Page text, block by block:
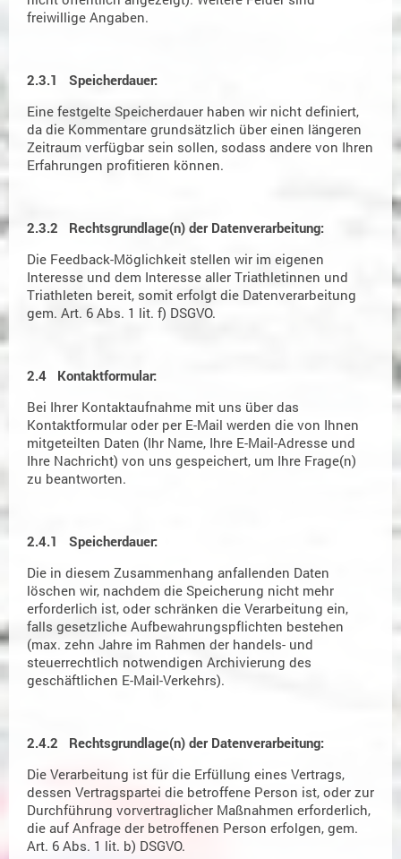
freiwillige Angaben.
2.3.1 Speicherdauer:
Eine festgelte Speicherdauer haben wir nicht definiert,
da die Kommentare grundsätzlich über einen längeren
Zeitraum verfügbar sein sollen, sodass andere von Ihren
Erfahrungen profitieren können.
2.3.2 Rechtsgrundlage(n) der Datenverarbeitung:
Die Feedback-Möglichkeit stellen wir im eigenen
Interesse und dem Interesse aller Triathletinnen und
Triathleten bereit, somit erfolgt die Datenverarbeitung
gem. Art. 6 Abs. 1 lit. f) DSGVO.
2.4 Kontaktformular:
Bei Ihrer Kontaktaufnahme mit uns über das
Kontaktformular oder per E-Mail werden die von Ihnen
mitgeteilten Daten (Ihr Name, Ihre E-Mail-Adresse und
Ihre Nachricht) von uns gespeichert, um Ihre Frage(n)
zu beantworten.
2.4.1 Speicherdauer:
Die in diesem Zusammenhang anfallenden Daten
löschen wir, nachdem die Speicherung nicht mehr
erforderlich ist, oder schränken die Verarbeitung ein,
falls gesetzliche Aufbewahrungspflichten bestehen
(max. zehn Jahre im Rahmen der handels- und
steuerrechtlich notwendigen Archivierung des
geschäftlichen E-Mail-Verkehrs).
2.4.2 Rechtsgrundlage(n) der Datenverarbeitung:
Die Verarbeitung ist für die Erfüllung eines Vertrags,
dessen Vertragspartei die betroffene Person ist, oder zur
Durchführung vorvertraglicher Maßnahmen erforderlich,
die auf Anfrage der betroffenen Person erfolgen, gem.
Art. 6 Abs. 1 lit. b) DSGVO.